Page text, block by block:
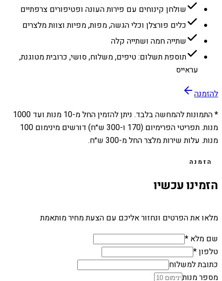
שולחן קינוחים עם פירות העונה ופטיפורים צרפתיים
כלים פורצלן וכלי הגשה, מפות, מפיות וצוות מלצרים
שתייה חמה ושתייה קלה
תוספת תשלום: טיפים, משלוח, סושי, כרובית מטוגנת,
עראייס
להזמנה
* התמונות להמחשה בלבד. ניתן להזמין החל מ-10 מנות ועד 1000
מנות. תפריטי הפרימיום (170 ו-300 ש״ח) דורשים מינימום 100
מנות. עלות שירות מלצר החל מ-300 ש״ח.
הזמנה
הזמינו עכשיו
מלאו את הפרטים ונחזור אליכם עם הצעת מחיר מותאמת
שם מלא *
טלפון *
כתובת למשלוח
מספר מנות